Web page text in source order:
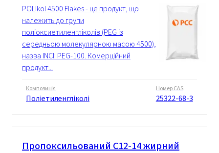
POLIkol 4500 Flakes - це продукт, що
належить до групи
поліоксиетиленгліколів (PEG із
середньою молекулярною масою 4500),
назва INCI: PEG-100. Комерційний
продукт...
Композиція
Поліетиленгліколі
Номер CAS
25322-68-3
Пропоксильований C12-14 жирний